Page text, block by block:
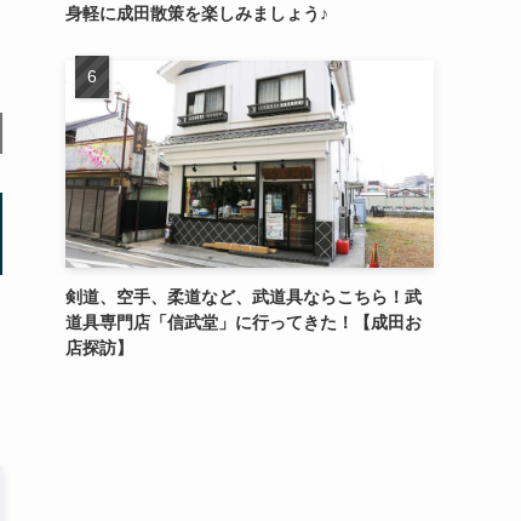
身軽に成田散策を楽しみましょう♪
剣道、空手、柔道など、武道具ならこちら！武
道具専門店「信武堂」に行ってきた！【成田お
店探訪】